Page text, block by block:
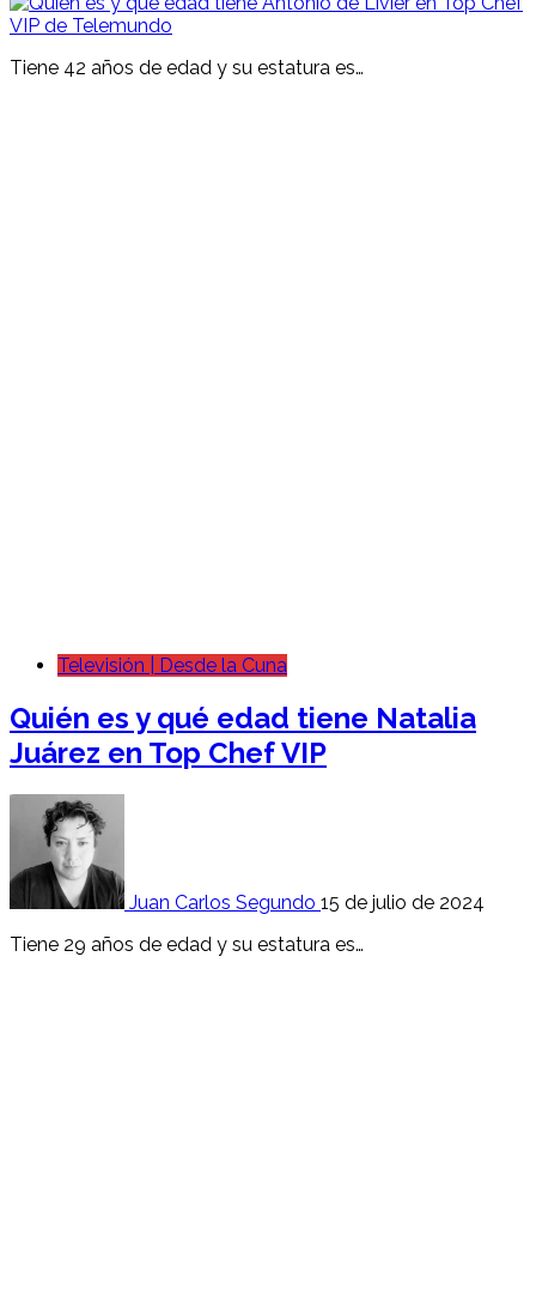
Tiene 42 años de edad y su estatura es…
Televisión | Desde la Cuna
Quién es y qué edad tiene Natalia
Juárez en Top Chef VIP
Juan Carlos Segundo 15 de julio de 2024
Tiene 29 años de edad y su estatura es…